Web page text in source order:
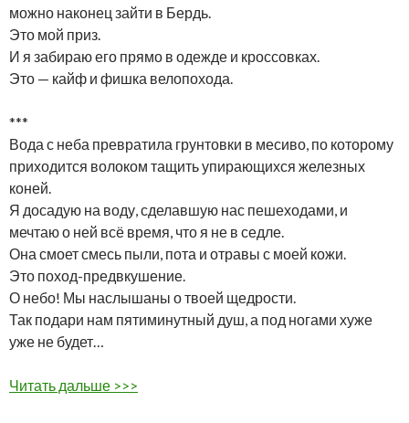
можно наконец зайти в Бердь.
Это мой приз.
И я забираю его прямо в одежде и кроссовках.
Это — кайф и фишка велопохода.
***
Вода с неба превратила грунтовки в месиво, по которому
приходится волоком тащить упирающихся железных
коней.
Я досадую на воду, сделавшую нас пешеходами, и
мечтаю о ней всё время, что я не в седле.
Она смоет смесь пыли, пота и отравы с моей кожи.
Это поход-предвкушение.
О небо! Мы наслышаны о твоей щедрости.
Так подари нам пятиминутный душ, а под ногами хуже
уже не будет…
Читать дальше >>>